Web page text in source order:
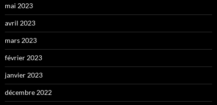
mai 2023
avril 2023
mars 2023
février 2023
janvier 2023
décembre 2022